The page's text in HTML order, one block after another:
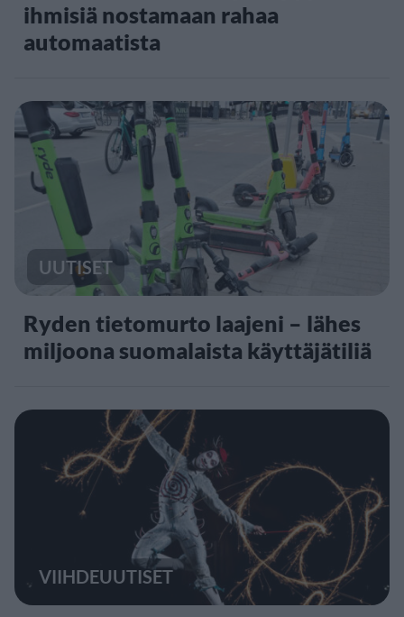
ihmisiä nostamaan rahaa
automaatista
UUTISET
Ryden tietomurto laajeni – lähes
miljoona suomalaista käyttäjätiliä
VIIHDEUUTISET